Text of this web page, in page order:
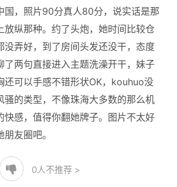
国，照片90分真人80分，说实话是那
放纵那种。约了头炮，她时间比较仓
没弄好，到了房间头发还没干，态度
了两句直接进入主题洗澡开干，妹子
还可以手感不错形状OK，kouhuo没
骚的类型，不像珠海大多数的那么机
快感，值得你翻她牌子。图片不太好
友圈吧。
0人不推荐 >